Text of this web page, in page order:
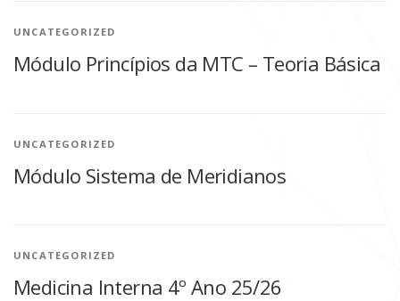
UNCATEGORIZED
Módulo Princípios da MTC – Teoria Básica
UNCATEGORIZED
Módulo Sistema de Meridianos
UNCATEGORIZED
Medicina Interna 4º Ano 25/26